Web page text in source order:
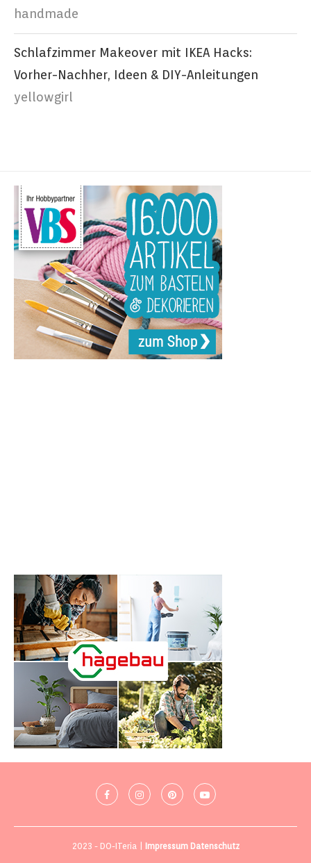
handmade
Schlafzimmer Makeover mit IKEA Hacks:
Vorher-Nachher, Ideen & DIY-Anleitungen
yellowgirl
2023 - DO-ITeria | Impressum Datenschutz